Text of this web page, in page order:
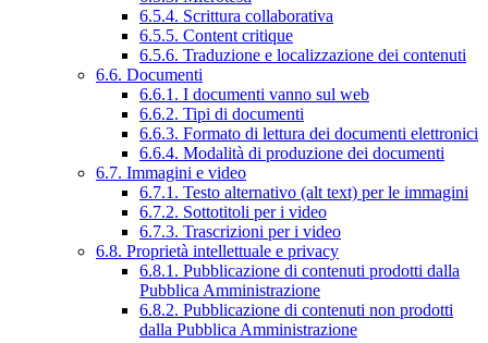
6.5.4. Scrittura collaborativa
6.5.5. Content critique
6.5.6. Traduzione e localizzazione dei contenuti
6.6. Documenti
6.6.1. I documenti vanno sul web
6.6.2. Tipi di documenti
6.6.3. Formato di lettura dei documenti elettronici
6.6.4. Modalità di produzione dei documenti
6.7. Immagini e video
6.7.1. Testo alternativo (alt text) per le immagini
6.7.2. Sottotitoli per i video
6.7.3. Trascrizioni per i video
6.8. Proprietà intellettuale e privacy
6.8.1. Pubblicazione di contenuti prodotti dalla
Pubblica Amministrazione
6.8.2. Pubblicazione di contenuti non prodotti
dalla Pubblica Amministrazione